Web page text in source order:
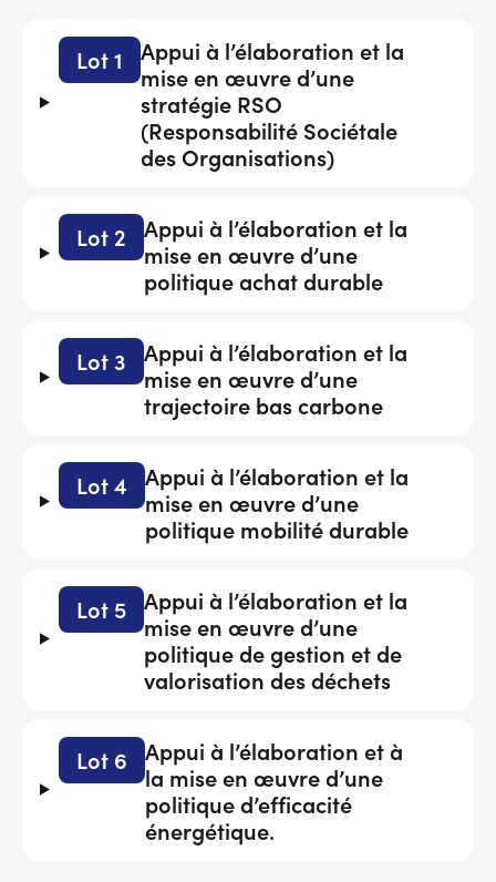
Lot 1
Appui à l’élaboration et la
mise en œuvre d’une
stratégie RSO
(Responsabilité Sociétale
des Organisations)
Lot 2
Appui à l’élaboration et la
mise en œuvre d’une
politique achat durable
Lot 3
Appui à l’élaboration et la
mise en œuvre d’une
trajectoire bas carbone
Lot 4
Appui à l’élaboration et la
mise en œuvre d’une
politique mobilité durable
Lot 5 Appui à l’élaboration et la
mise en œuvre d’une
politique de gestion et de
valorisation des déchets
Lot 6
Appui à l’élaboration et à
la mise en œuvre d’une
politique d’efficacité
énergétique.